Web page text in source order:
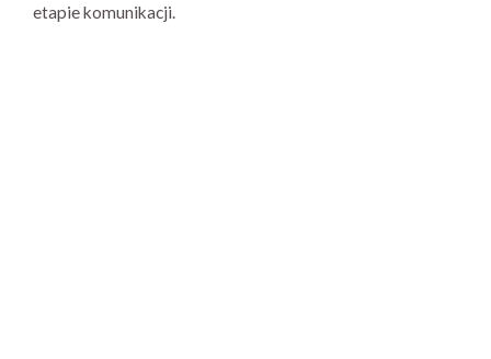
etapie komunikacji.